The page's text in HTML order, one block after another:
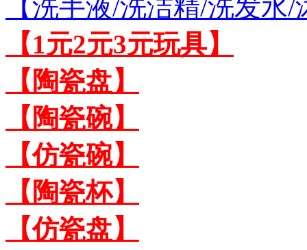
【洗手液/洗洁精/洗发水
【1元2元3元玩具】
【陶瓷盘】
【陶瓷碗】
【仿瓷碗】
【陶瓷杯】
【仿瓷盘】